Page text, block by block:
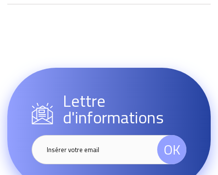
Lettre
d'informations
OK